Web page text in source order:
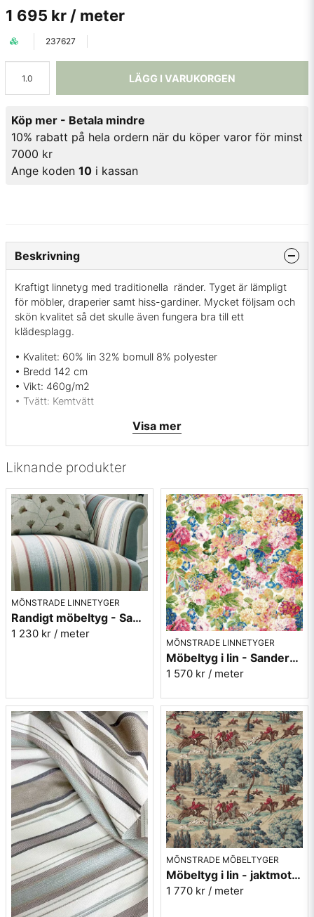
1 695 kr / meter
237627
LÄGG I VARUKORGEN
Köp mer - Betala mindre
10% rabatt på hela ordern när du köper varor för minst
7000 kr
Ange koden 10 i kassan
Liknande produkter
MÖNSTRADE LINNETYGER
Randigt möbeltyg - Sanderson Dobby Stripe Brick
1 230 kr / meter
MÖNSTRADE LINNETYGER
Möbeltyg i lin - Sanderson - Very rose and peony - multi
1 570 kr / meter
MÖNSTRADE MÖBELTYGER
Möbeltyg i lin - jaktmotiv - Tally ho - teal/ruby
1 770 kr / meter
Beskrivning
Kraftigt linnetyg med traditionella ränder. Tyget är lämpligt
för möbler, draperier samt hiss-gardiner. Mycket följsam och
skön kvalitet så det skulle även fungera bra till ett
klädesplagg.
• Kvalitet: 60% lin 32% bomull 8% polyester
• Bredd 142 cm
• Vikt: 460g/m2
• Tvätt: Kemtvätt
• Tillverkningsland: Italien
• Rapportbredd 2,5 cm
• Färg: lin ockragul samt grå
• Mönsterbild: Längsgående - ränderna följer längs med
tyget
• Beställningsvara, ingen returrätt
Vill du ha ett tygprov maila mig på:info@broarne.se
Visa mer